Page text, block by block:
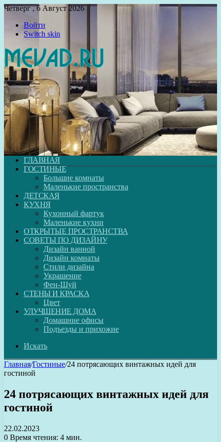
Четверг , 6 Август 2026
Войти
Switch skin
ГЛАВНАЯ
ГОСТИНЫЕ
Большие комнаты
Маленькие пространства
ДЕТСКАЯ
КУХНЯ
Кухонный фартук
Маленькие кухни
ОТКРЫТЫЕ ПРОСТРАНСТВА
СОВЕТЫ ПО ДИЗАЙНУ
Дизайн ванной
Дизайн комнаты
Стили дизайна
Украшение
Фен-Шуй
СТЕНЫ И КРАСКА
Цвет
УЛУЧШЕНИЕ ДОМА
Домашние офисы
Подъезды и прихожие
Искать
Главная/Гостиные/24 потрясающих винтажных идей для
гостиной
24 потрясающих винтажных идей для
гостиной
22.02.2023
0 Время чтения: 4 мин.